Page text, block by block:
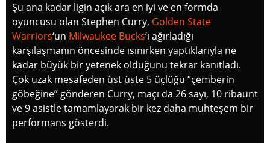
Şu ana kadar ligin açık ara en iyi ve en formda
oyuncusu olan Stephen Curry, Golden State
Warriors‘un Milwaukee Bucks‘ı ağırladığı
karşılaşmanın öncesinde ısınırken yaptıklarıyla ne
kadar büyük bir yetenek olduğunu tekrar kanıtladı.
Çok uzak mesafeden üst üste 5 üçlüğü “çemberin
göbeğine” gönderen Curry, maçı da 26 sayı, 10 ribaunt
ve 9 asistle tamamlayarak bir kez daha muhteşem bir
performans gösterdi.